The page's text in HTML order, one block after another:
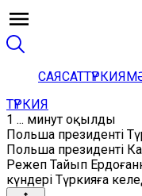
САЯСАТТҮРКИЯ
ТҮРКИЯ
1 ... минут оқылды
Польша президенті
Польша президенті
Режеп Тайып
күндері Түркияға